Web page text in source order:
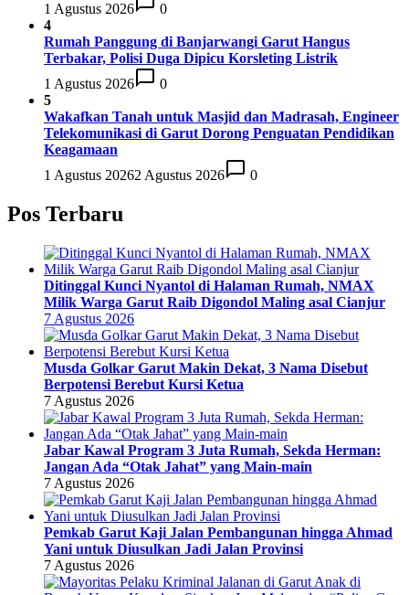
1 Agustus 2026
0
4
Rumah Panggung di Banjarwangi Garut Hangus
Terbakar, Polisi Duga Dipicu Korsleting Listrik
1 Agustus 2026
0
5
Wakafkan Tanah untuk Masjid dan Madrasah, Engineer
Telekomunikasi di Garut Dorong Penguatan Pendidikan
Keagamaan
1 Agustus 20262 Agustus 2026 0
Pos Terbaru
Ditinggal Kunci Nyantol di Halaman Rumah, NMAX
Milik Warga Garut Raib Digondol Maling asal Cianjur
7 Agustus 2026
Musda Golkar Garut Makin Dekat, 3 Nama Disebut
Berpotensi Berebut Kursi Ketua
7 Agustus 2026
Jabar Kawal Program 3 Juta Rumah, Sekda Herman:
Jangan Ada “Otak Jahat” yang Main-main
7 Agustus 2026
Pemkab Garut Kaji Jalan Pembangunan hingga Ahmad
Yani untuk Diusulkan Jadi Jalan Provinsi
7 Agustus 2026